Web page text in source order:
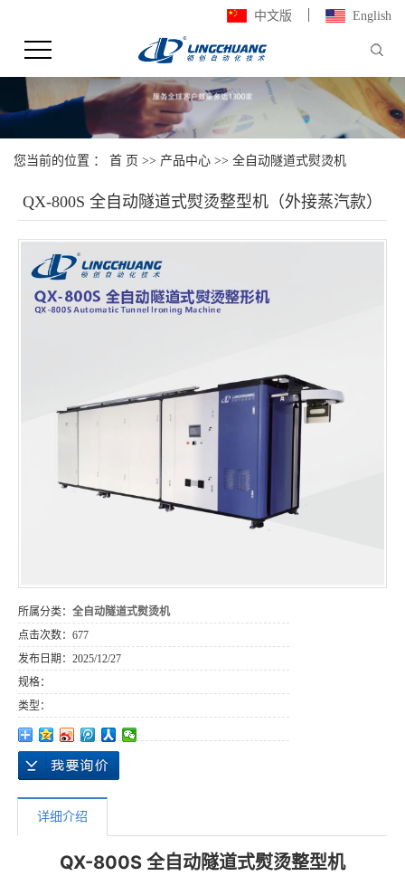
中文版 English
您当前的位置 ： 首 页 >> 产品中心 >> 全自动隧道式熨烫机
QX-800S 全自动隧道式熨烫整型机（外接蒸汽款）
所属分类： 全自动隧道式熨烫机
点击次数： 677
发布日期： 2025/12/27
规格：
类型：
详细介绍
QX-800S 全自动隧道式熨烫整型机